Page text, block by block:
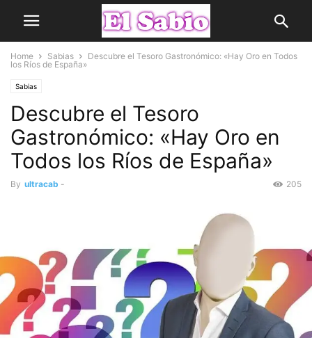
Home Sabias
Descubre el Tesoro Gastronómico: «Hay Oro en Todos
los Ríos de España»
Sabias
Descubre el Tesoro
Gastronómico: «Hay Oro en
Todos los Ríos de España»
By ultracab - 205